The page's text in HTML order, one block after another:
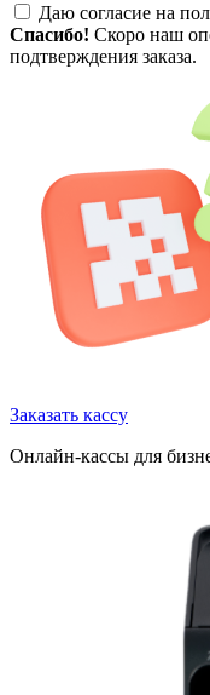
Даю согласие на
Спасибо! Скоро наш
подтверждения заказа.
Заказать кассу
Онлайн-кассы для